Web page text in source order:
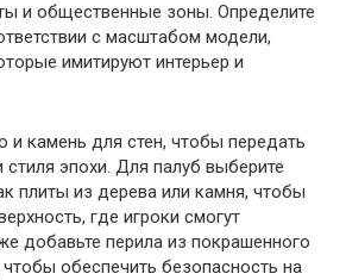
и общественные зоны. Определите
с масштабом модели,
имитируют интерьер и
и камень для стен, чтобы передать
эпохи. Для палуб выберите
плиты из дерева или камня, чтобы
где игроки смогут
добавьте перила из покрашенного
обеспечить безопасность на